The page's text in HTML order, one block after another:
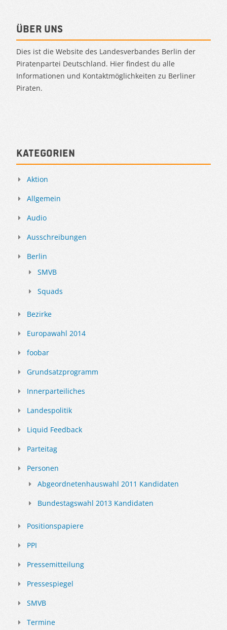
Über uns
Dies ist die Website des Landesverbandes Berlin der
Piratenpartei Deutschland. Hier findest du alle
Informationen und Kontaktmöglichkeiten zu Berliner
Piraten.
Kategorien
Aktion
Allgemein
Audio
Ausschreibungen
Berlin
SMVB
Squads
Bezirke
Europawahl 2014
foobar
Grundsatzprogramm
Innerparteiliches
Landespolitik
Liquid Feedback
Parteitag
Personen
Abgeordnetenhauswahl 2011 Kandidaten
Bundestagswahl 2013 Kandidaten
Positionspapiere
PPI
Pressemitteilung
Pressespiegel
SMVB
Termine